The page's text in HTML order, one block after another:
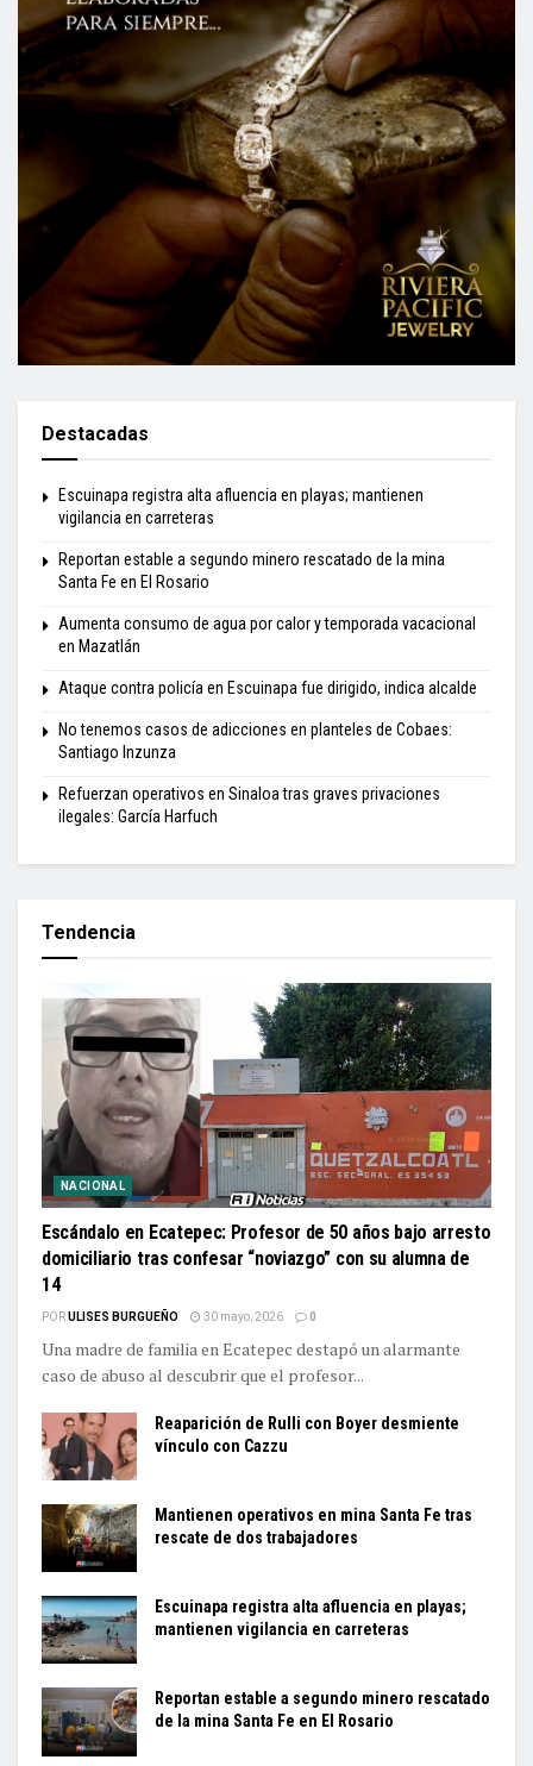
Destacadas
Escuinapa registra alta afluencia en playas; mantienen
vigilancia en carreteras
Reportan estable a segundo minero rescatado de la mina
Santa Fe en El Rosario
Aumenta consumo de agua por calor y temporada vacacional
en Mazatlán
Ataque contra policía en Escuinapa fue dirigido, indica alcalde
No tenemos casos de adicciones en planteles de Cobaes:
Santiago Inzunza
Refuerzan operativos en Sinaloa tras graves privaciones
ilegales: García Harfuch
Tendencia
NACIONAL
Escándalo en Ecatepec: Profesor de 50 años bajo arresto
domiciliario tras confesar “noviazgo” con su alumna de
14
PORULISES BURGUEÑO 30 mayo, 2026 0
Una madre de familia en Ecatepec destapó un alarmante
caso de abuso al descubrir que el profesor...
Reaparición de Rulli con Boyer desmiente
vínculo con Cazzu
Mantienen operativos en mina Santa Fe tras
rescate de dos trabajadores
Escuinapa registra alta afluencia en playas;
mantienen vigilancia en carreteras
Reportan estable a segundo minero rescatado
de la mina Santa Fe en El Rosario